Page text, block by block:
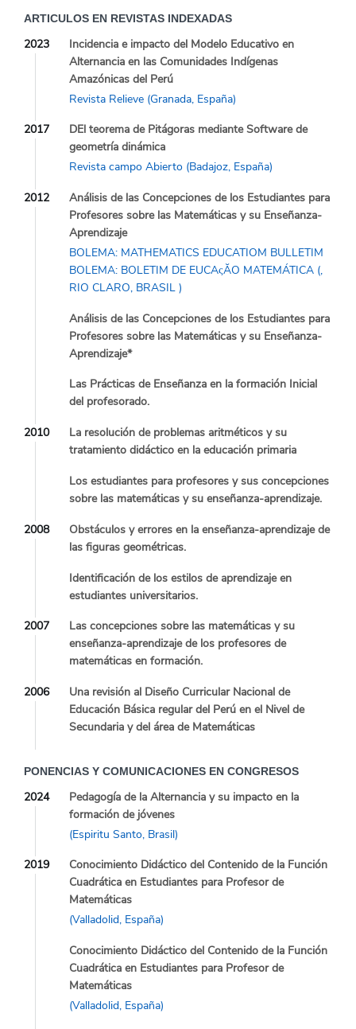
ARTICULOS EN REVISTAS INDEXADAS
2023
Incidencia e impacto del Modelo Educativo en
Alternancia en las Comunidades Indígenas
Amazónicas del Perú
Revista Relieve (Granada, España)
2017
DEl teorema de Pitágoras mediante Software de
geometría dinámica
Revista campo Abierto (Badajoz, España)
2012
Análisis de las Concepciones de los Estudiantes para
Profesores sobre las Matemáticas y su Enseñanza-
Aprendizaje
BOLEMA: MATHEMATICS EDUCATIOM BULLETIM
BOLEMA: BOLETIM DE EUCAςĂO MATEMÁTICA (,
RIO CLARO, BRASIL )
Análisis de las Concepciones de los Estudiantes para
Profesores sobre las Matemáticas y su Enseñanza-
Aprendizaje*
Las Prácticas de Enseñanza en la formación Inicial
del profesorado.
2010
La resolución de problemas aritméticos y su
tratamiento didáctico en la educación primaria
Los estudiantes para profesores y sus concepciones
sobre las matemáticas y su enseñanza-aprendizaje.
2008
Obstáculos y errores en la enseñanza-aprendizaje de
las figuras geométricas.
Identificación de los estilos de aprendizaje en
estudiantes universitarios.
2007
Las concepciones sobre las matemáticas y su
enseñanza-aprendizaje de los profesores de
matemáticas en formación.
2006
Una revisión al Diseño Curricular Nacional de
Educación Básica regular del Perú en el Nivel de
Secundaria y del área de Matemáticas
PONENCIAS Y COMUNICACIONES EN CONGRESOS
2024
Pedagogía de la Alternancia y su impacto en la
formación de jóvenes
(Espiritu Santo, Brasil)
2019
Conocimiento Didáctico del Contenido de la Función
Cuadrática en Estudiantes para Profesor de
Matemáticas
(Valladolid, España)
Conocimiento Didáctico del Contenido de la Función
Cuadrática en Estudiantes para Profesor de
Matemáticas
(Valladolid, España)